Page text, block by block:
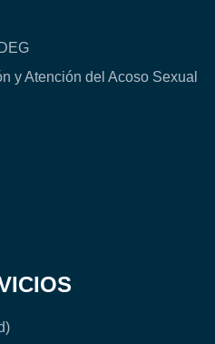
y Atención del Acoso Sexual